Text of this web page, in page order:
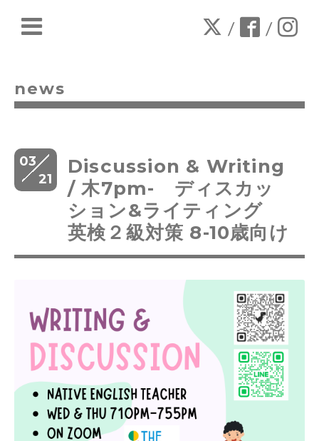
/ /
news
03
21
Discussion & Writing
/ 木7pm- ディスカッ
ション&ライティング
英検２級対策 8-10歳向け